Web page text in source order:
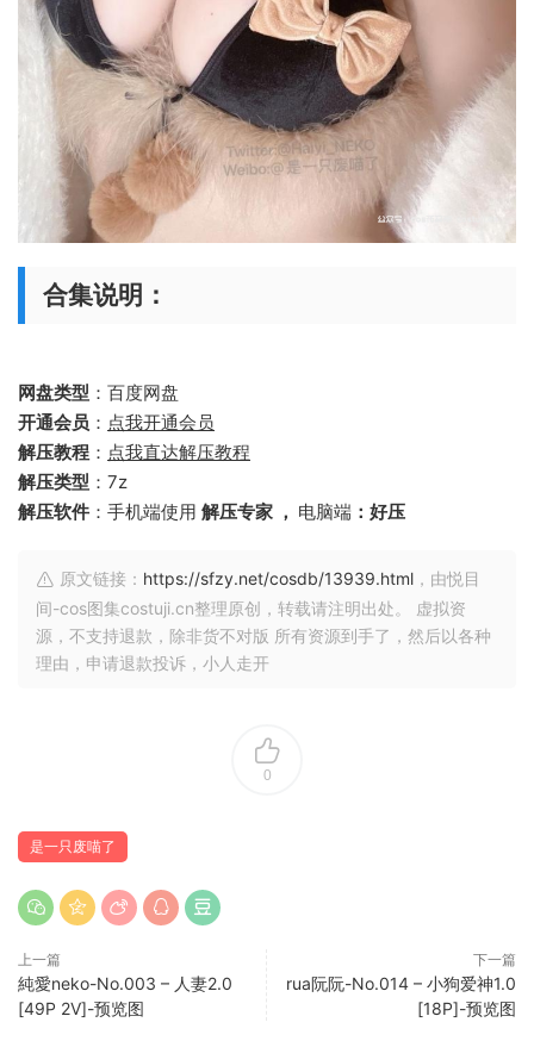
合集说明：
网盘类型 ：百度网盘
开通会员 ： 点我开通会员
解压教程 ： 点我直达解压教程
解压类型 ：7z
解压软件 ：手机端使用 解压专家 ， 电脑端 ：好压
原文链接： https://sfzy.net/cosdb/13939.html ，由悦目
间-cos图集costuji.cn整理原创，转载请注明出处。 虚拟资
源，不支持退款，除非货不对版 所有资源到手了，然后以各种
理由，申请退款投诉，小人走开
0
是一只废喵了
上一篇
純愛neko-No.003 – 人妻2.0
[49P 2V]-预览图
下一篇
rua阮阮-No.014 – 小狗爱神1.0
[18P]-预览图